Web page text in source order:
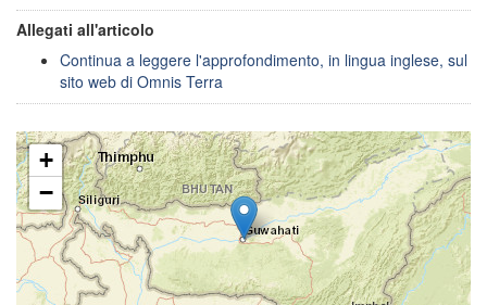
Allegati all'articolo
Continua a leggere l'approfondimento, in lingua inglese, sul
sito web di Omnis Terra
+
−